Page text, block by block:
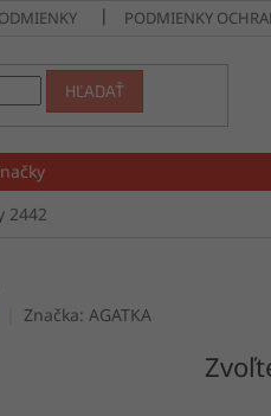
PODMIENKY
HĽADAŤ
2442
Značka: AGATKA